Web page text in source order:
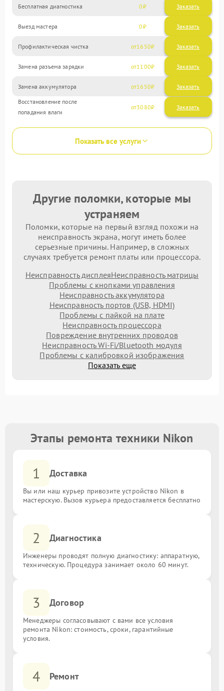
Бесплатная диагностика 0 Заказать
Выезд мастера 0 Заказать
Профилактическая чистка 1650
Замена разъема зарядки 1100
Замена аккумулятора 1650
Восстановление после
попадания влаги
3080
Показать все услуги
Другие поломки, которые мы
устраняем
Поломки, которые на первый взгляд похожи на
неисправность экрана, могут иметь более
серьезные причины. Например, в сложных
случаях требуется ремонт платы или процессора.
Неисправность дисплеяНеисправность матрицы
Проблемы с кнопками управления
Неисправность аккумулятора
Неисправность портов (USB, HDMI)
Проблемы с пайкой на плате
Неисправность процессора
Повреждение внутренних проводов
Неисправность Wi-Fi/Bluetooth модуля
Проблемы с калибровкой изображения
Показать еще
Этапы ремонта техники Nikon
1 Доставка
Вы или наш курьер привозите устройство Nikon в
мастерскую. Вызов курьера предоставляется бесплатно
2 Диагностика
Инженеры проводят полную диагностику: аппаратную,
техническую. Процедура занимает около 60 минут.
3 Договор
Менеджеры согласовывают с вами все условия
ремонта Nikon: стоимость, сроки, гарантийные
условия.
4 Ремонт